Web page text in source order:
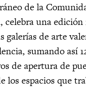
de la
celebra una edición
galerías de arte
sumando así
de apertura de
los espacios que